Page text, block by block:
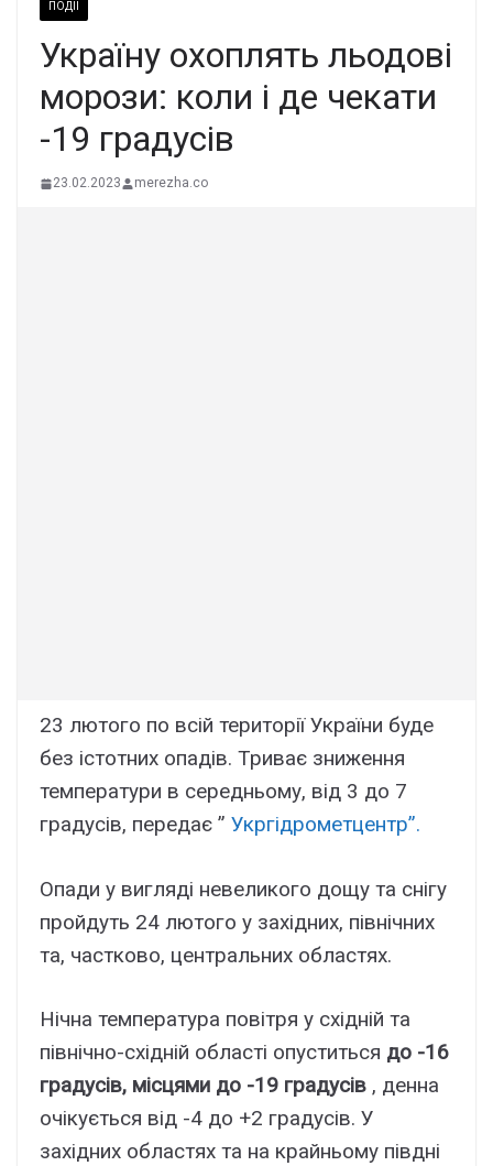
ПОДІЇ
Україну охоплять льодові
морози: коли і де чекати
-19 градусів
23.02.2023 merezha.co
23 лютого по всій території України буде
без істотних опадів. Триває зниження
температури в середньому, від 3 до 7
градусів, передає ” Укргідрометцентр”.
Опади у вигляді невеликого дощу та снігу
пройдуть 24 лютого у західних, північних
та, частково, центральних областях.
Нічна температура повітря у східній та
північно-східній області опуститься до -16
градусів, місцями до -19 градусів , денна
очікується від -4 до +2 градусів. У
західних областях та на крайньому півдні